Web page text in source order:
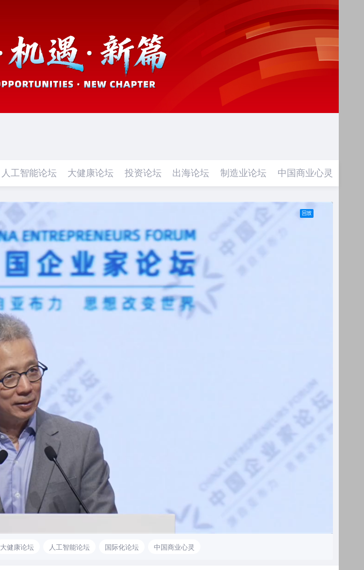
人工智能论坛 大健康论坛 投资论坛 出海论坛 制造业论坛 中国商业心灵
回放
大健康论坛 人工智能论坛 国际化论坛 中国商业心灵